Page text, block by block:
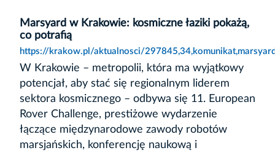
Marsyard w Krakowie: kosmiczne łaziki pokażą,
co potrafią
https://krakow.pl/aktualnosci/
W Krakowie – metropolii, która ma wyjątkowy
potencjał, aby stać się regionalnym liderem
sektora kosmicznego – odbywa się 11. European
Rover Challenge, prestiżowe wydarzenie
łączące międzynarodowe zawody robotów
marsjańskich, konferencję naukową i